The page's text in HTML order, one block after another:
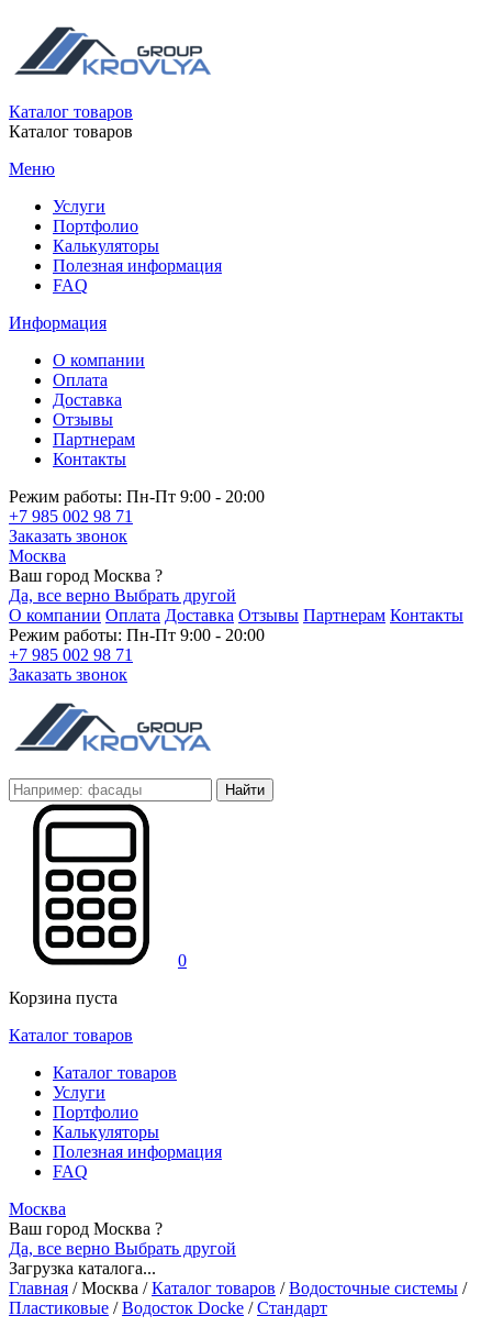
Каталог товаров
Каталог товаров
Меню
Услуги
Портфолио
Калькуляторы
Полезная информация
FAQ
Информация
О компании
Оплата
Доставка
Отзывы
Партнерам
Контакты
Режим работы: Пн-Пт 9:00 - 20:00
+7 985 002 98 71
Заказать звонок
Москва
Ваш город Москва ?
Да, все верно Выбрать другой
О компании Оплата Доставка Отзывы Партнерам Контакты
Режим работы: Пн-Пт 9:00 - 20:00
+7 985 002 98 71
Заказать звонок
Найти
0
Корзина пуста
Каталог товаров
Каталог товаров
Услуги
Портфолио
Калькуляторы
Полезная информация
FAQ
Москва
Ваш город Москва ?
Да, все верно Выбрать другой
Загрузка каталога...
Главная /Москва / Каталог товаров / Водосточные системы /
Пластиковые / Водосток Docke / Стандарт